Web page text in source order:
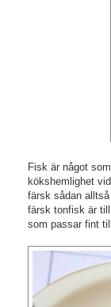
Fisk är något
kökshemlighet
färsk sådan
färsk tonfisk är
som passar fint